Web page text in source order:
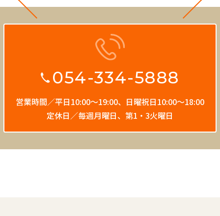
054-334-5888
営業時間／平日10:00〜19:00、 日曜祝日10:00〜18:00
定休日／毎週月曜日、第1・3火曜日